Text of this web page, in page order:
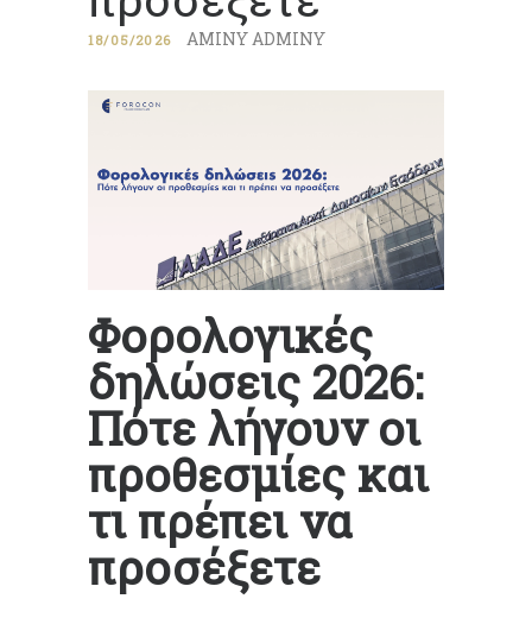
18/05/2026 AMINY ADMINY
Φορολογικές
δηλώσεις 2026:
Πότε λήγουν οι
προθεσμίες και
τι πρέπει να
προσέξετε